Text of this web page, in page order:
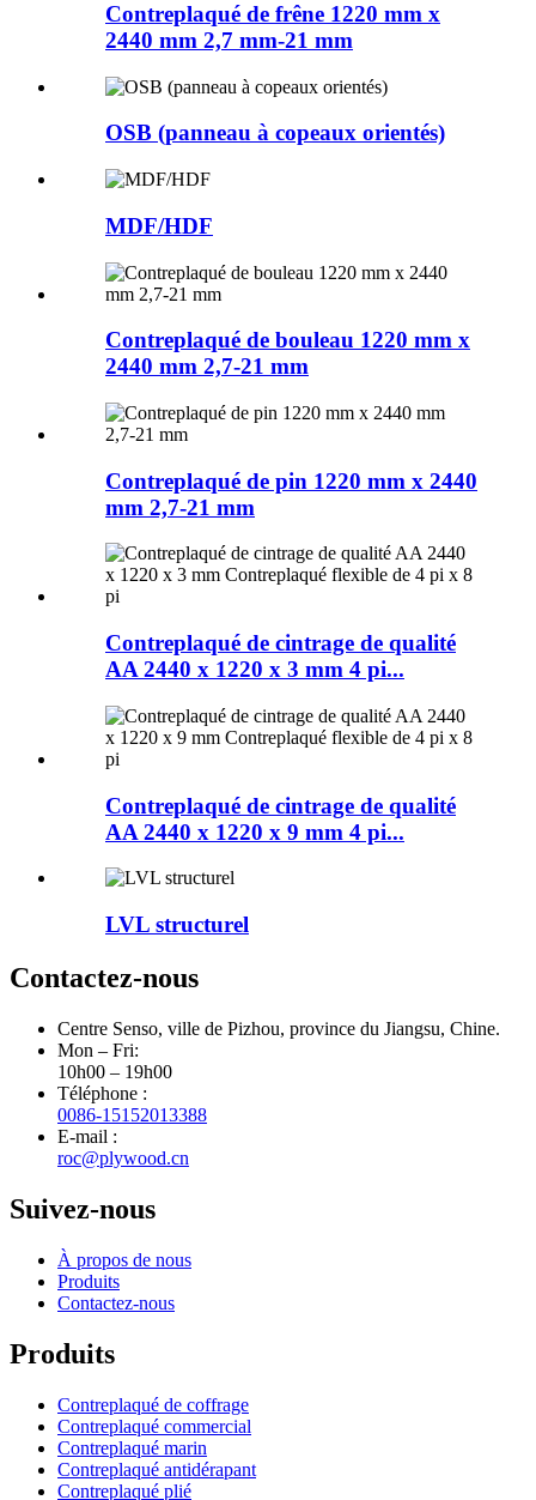
Contreplaqué de frêne 1220 mm x
2440 mm 2,7 mm-21 mm
OSB (panneau à copeaux orientés)
MDF/HDF
Contreplaqué de bouleau 1220 mm x
2440 mm 2,7-21 mm
Contreplaqué de pin 1220 mm x 2440
mm 2,7-21 mm
Contreplaqué de cintrage de qualité
AA 2440 x 1220 x 3 mm 4 pi...
Contreplaqué de cintrage de qualité
AA 2440 x 1220 x 9 mm 4 pi...
LVL structurel
Contactez-nous
Centre Senso, ville de Pizhou, province du Jiangsu, Chine.
Mon – Fri:
10h00 – 19h00
Téléphone :
0086-15152013388
E-mail :
roc@plywood.cn
Suivez-nous
À propos de nous
Produits
Contactez-nous
Produits
Contreplaqué de coffrage
Contreplaqué commercial
Contreplaqué marin
Contreplaqué antidérapant
Contreplaqué plié